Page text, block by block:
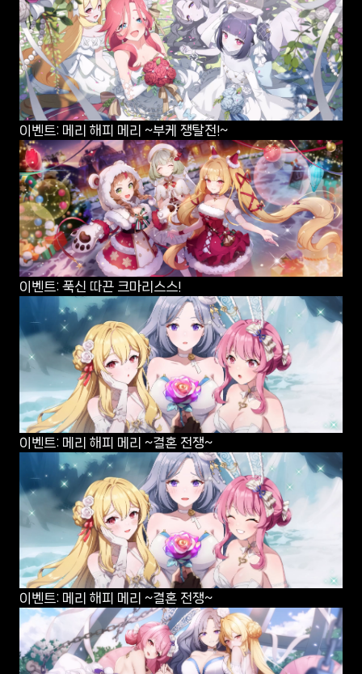
이벤트: 메리 해피 메리 ~부케 쟁탈전!~
이벤트: 푹신 따끈 크마리스스!
이벤트: 메리 해피 메리 ~결혼 전쟁~
이벤트: 메리 해피 메리 ~결혼 전쟁~